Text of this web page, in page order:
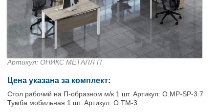
Артикул: ОНИКС МЕТАЛЛ П
Цена указана за комплект:
Стол рабочий на П-образном м/к 1 шт. Артикул: O.MP-SP-3.7
Тумба мобильная 1 шт. Артикул: O.TM-3